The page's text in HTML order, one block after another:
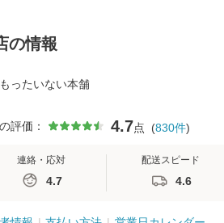
行
の情報
もったいない本舗
評価： 4.7点 (830件)
連絡・応対
4.7
配送スピード
4.6